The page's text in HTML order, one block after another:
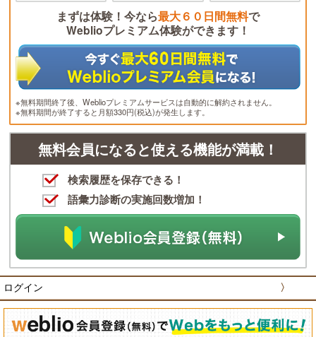
まずは体験！今なら最大６０日間無料で
Weblioプレミアム体験ができます！
※無料期間終了後、Weblioプレミアムサービスは自動的に解約されません。
※無料期間が終了すると月額330円(税込)が発生します。
無料会員になると使える機能が満載！
検索履歴を保存できる！
語彙力診断の実施回数増加！
ログイン 〉